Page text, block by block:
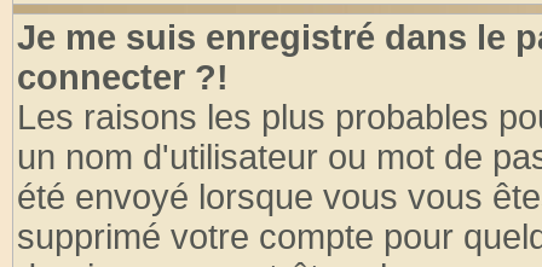
Je me suis enregistré dans le
connecter ?!
Les raisons les plus probables
un nom d'utilisateur ou mot de
été envoyé lorsque vous vous
supprimé votre compte pour